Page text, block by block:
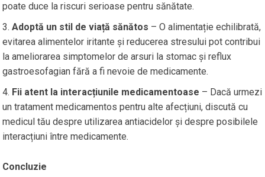
poate duce la riscuri serioase pentru sănătate.
Adoptă un stil de viață sănătos – O alimentație echilibrată,
evitarea alimentelor iritante și reducerea stresului pot contribui
la ameliorarea simptomelor de arsuri la stomac și reflux
gastroesofagian fără a fi nevoie de medicamente.
Fii atent la interacțiunile medicamentoase – Dacă urmezi
un tratament medicamentos pentru alte afecțiuni, discută cu
medicul tău despre utilizarea antiacidelor și despre posibilele
interacțiuni între medicamente.
Concluzie